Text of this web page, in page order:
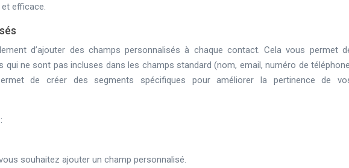
efficace.
d’ajouter des champs personnalisés à chaque contact. Cela vous permet
ne sont pas incluses dans les champs standard (nom, email, numéro de
de créer des segments spécifiques pour améliorer la pertinence de
souhaitez ajouter un champ personnalisé.